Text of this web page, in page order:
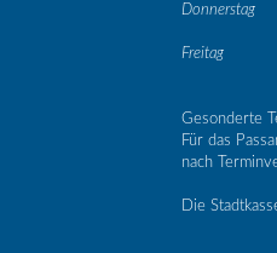
Donnerstag
Freitag
Gesonderte
Für das
nach
Die